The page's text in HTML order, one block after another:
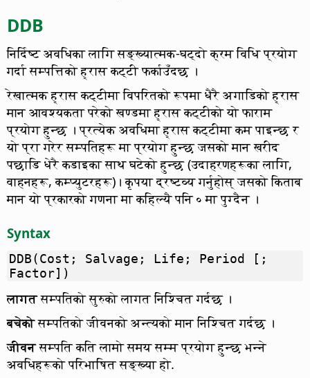
DDB
निर्दिष्ट अवधिका लागि सङ्ख्यात्मक-घट्दो क्रम विधि प्रयोग
गर्दा सम्पत्तिको ह्रास कट्टी फर्काउँदछ ।
रेखात्मक ह्रास कट्टीमा विपरितको रूपमा धैरै अगाडिको ह्रास
मान आवश्यकता परेको खण्डमा ह्रास कट्टीको यो फाराम
प्रयोग हुन्छ । प्रत्येक अवधिमा ह्रास कट्टीमा कम पाइन्छ र
यो प्रा गरेर सम्पतिहरू मा प्रयोग हुन्छ जसको मान खरीद
पछाडि धेरै कडाइका साथ घटेको हुन्छ (उदाहरणहरूका लागि,
वाहनहरू, कम्प्युटरहरू)। कृपया द्रष्टव्य गर्नुहोस् जसको किताब
मान यो प्रकारको गणना मा कहिल्यै पनि ० मा पुग्दैन ।
Syntax
DDB(Cost; Salvage; Life; Period [;
Factor])
लागतसम्पतिको सुरुको लागत निश्चित गर्दछ ।
बचेकोसम्पतिको जीवनको अन्त्यको मान निश्चित गर्दछ ।
जीवनसम्पति कति लामो समय सम्म प्रयोग हुन्छ भन्ने
अवधिहरूको परिभाषित सङ्ख्या हो.